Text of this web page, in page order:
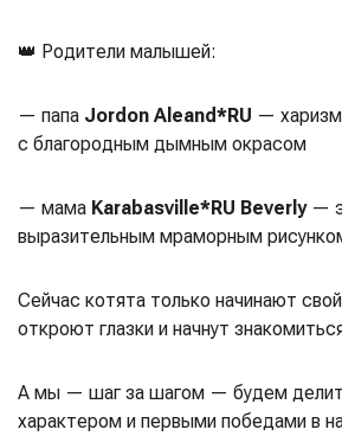
👑 Родители малышей:
— папа Jordon Aleand*RU —
с благородным дымным окрасом
— мама Karabasville*RU Beverly—
выразительным мраморным
Сейчас котята только начинают
откроют глазки и начнут
А мы — шаг за шагом — будем
характером и первыми победами в